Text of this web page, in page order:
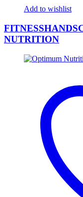
Add to wishlist
NUTRITION